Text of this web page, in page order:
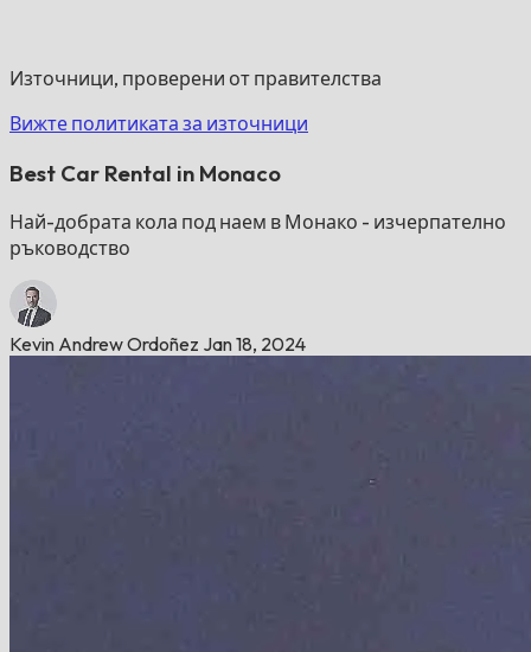
Източници, проверени от правителства
Вижте политиката за източници
Best Car Rental in Monaco
Най-добрата кола под наем в Монако - изчерпателно
ръководство
Kevin Andrew Ordoñez Jan 18, 2024